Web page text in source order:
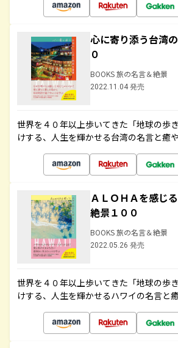
心に寄り添う台湾
０
BOOKS 旅の名言＆絶景
2022.11.04 発売
世界を４０年以上歩いてきた「地球の歩
けする、人生を輝かせる台湾の名言と癒
ＡＬＯＨＡを感じ
絶景１００
BOOKS 旅の名言＆絶景
2022.05.26 発売
世界を４０年以上歩いてきた「地球の歩
けする、人生を輝かせるハワイの名言と